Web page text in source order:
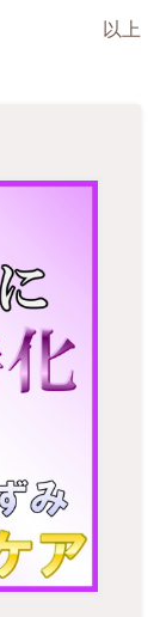
以上